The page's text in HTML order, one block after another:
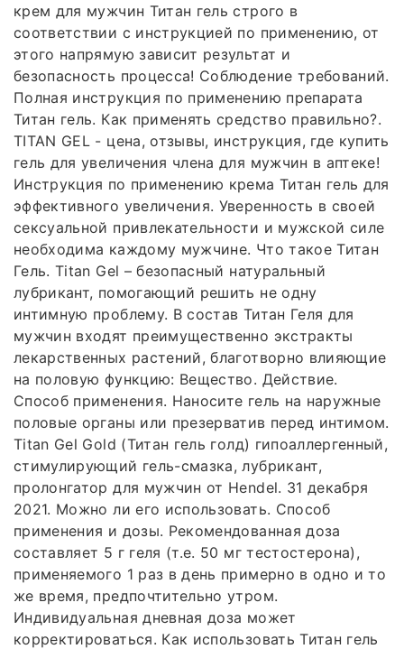
крем для мужчин Титан гель строго в
соответствии с инструкцией по применению, от
этого напрямую зависит результат и
безопасность процесса! Соблюдение требований.
Полная инструкция по применению препарата
Титан гель. Как применять средство правильно?.
TITAN GEL - цена, отзывы, инструкция, где купить
гель для увеличения члена для мужчин в аптеке!
Инструкция по применению крема Титан гель для
эффективного увеличения. Уверенность в своей
сексуальной привлекательности и мужской силе
необходима каждому мужчине. Что такое Титан
Гель. Titan Gel – безопасный натуральный
лубрикант, помогающий решить не одну
интимную проблему. В состав Титан Геля для
мужчин входят преимущественно экстракты
лекарственных растений, благотворно влияющие
на половую функцию: Вещество. Действие.
Способ применения. Наносите гель на наружные
половые органы или презерватив перед интимом.
Titan Gel Gold (Титан гель голд) гипоаллергенный,
стимулирующий гель-смазка, лубрикант,
пролонгатор для мужчин от Hendel. 31 декабря
2021. Можно ли его использовать. Способ
применения и дозы. Рекомендованная доза
составляет 5 г геля (т.е. 50 мг тестостерона),
применяемого 1 раз в день примерно в одно и то
же время, предпочтительно утром.
Индивидуальная дневная доза может
корректироваться. Как использовать Титан гель